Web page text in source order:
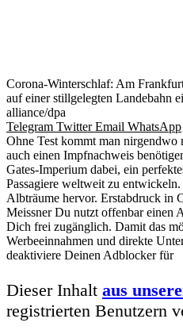
Corona-Winterschlaf: Am
auf einer stillgelegten Landebahn
alliance/dpa
Telegram Twitter Email WhatsApp
Ohne Test kommt man
auch einen Impfnachweis
Gates-Imperium dabei, ein
Passagiere weltweit zu
Albträume hervor. Erstabdruck in
Meissner Du nutzt offenbar
Dich frei zugänglich. Damit das
Werbeeinnahmen und direkte
deaktiviere Deinen Adblocker für
Dieser Inhalt aus
registrierten Benutzern